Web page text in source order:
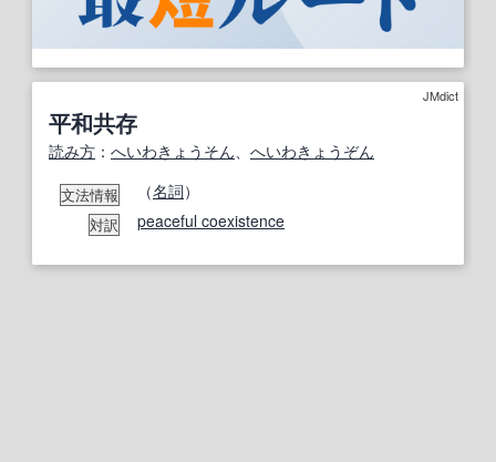
JMdict
平和共存
読み方 ： へいわきょうそん へいわきょうぞん
文法情報 （名詞）
対訳 peaceful coexistence